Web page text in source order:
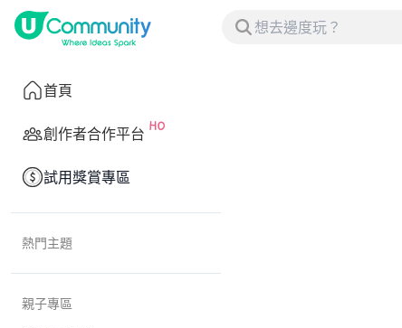
首頁
創作者合作平台
試用獎賞專區
熱門主題
親子專區